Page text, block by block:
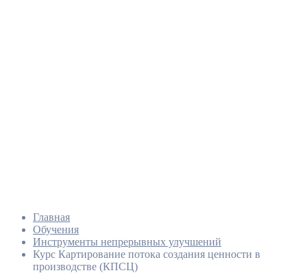
Главная
Обучения
Инструменты непрерывных улучшений
Курс Картирование потока создания ценности в
производстве (КПСЦ)